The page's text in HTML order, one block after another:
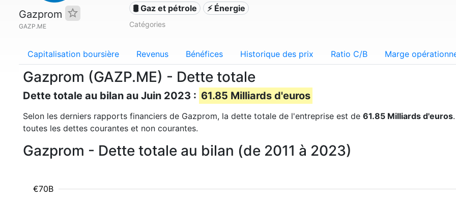
Gazprom
GAZP.ME
🛢 Gaz et pétrole ⚡ Énergie
Catégories
Capitalisation boursière Revenus Bénéfices Historique des prix Ratio C/B Marge
Gazprom (GAZP.ME) - Dette totale
Dette totale au bilan au Juin 2023 : 61.85 Milliards d'euros
Selon les derniers rapports financiers de Gazprom, la dette totale de l'entreprise est de 61.85 Milliards d'euros
toutes les dettes courantes et non courantes.
Gazprom - Dette totale au bilan (de 2011 à 2023)
€70B